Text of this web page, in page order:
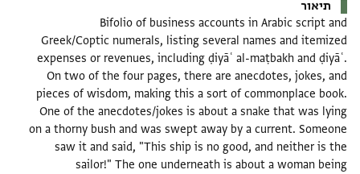
תיאור
Bifolio of business accounts in Arabic script and
Greek/Coptic numerals, listing several names and itemized
expenses or revenues, including ḍiyāʿ al-maṭbakh and ḍiyāʿ.
On two of the four pages, there are anecdotes, jokes, and
pieces of wisdom, making this a sort of commonplace book.
One of the anecdotes/jokes is about a snake that was lying
on a thorny bush and was swept away by a current. Someone
saw it and said, "This ship is no good, and neither is the
sailor!" The one underneath is about a woman being